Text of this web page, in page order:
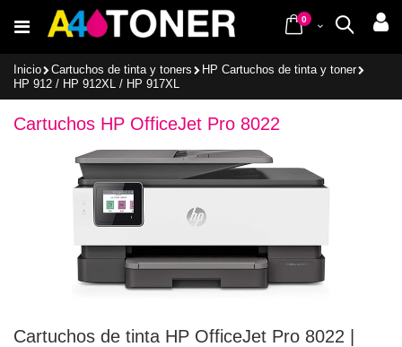
al
contenido
Buscar
Cart
0items
Inicio Cartuchos de tinta y toners
HP Cartuchos de tinta y toner
HP 912 / HP 912XL / HP 917XL
Cartuchos HP OfficeJet Pro 8022
Cartuchos de tinta HP OfficeJet Pro 8022 |